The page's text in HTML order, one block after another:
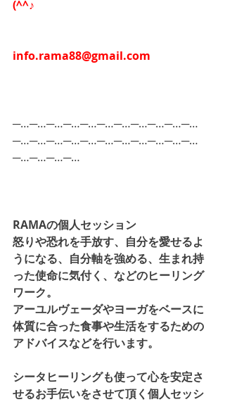
(^^♪
info.rama88@gmail.com
─…─…─…─…─…─…─…─…─…─…─…
─…─…─…─…─…─…─…─…─…─…─…
─…─…─…─…
RAMAの個人セッション
怒りや恐れを手放す、自分を愛せるよ
うになる、自分軸を強める、生まれ持
った使命に気付く、などのヒーリング
ワーク。
アーユルヴェーダやヨーガをベースに
体質に合った食事や生活をするための
アドバイスなどを行います。
シータヒーリングも使って心を安定さ
せるお手伝いをさせて頂く個人セッシ